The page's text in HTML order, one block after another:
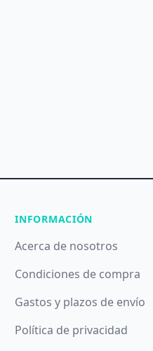
INFORMACIÓN
Acerca de nosotros
Condiciones de compra
Gastos y plazos de envío
Política de privacidad